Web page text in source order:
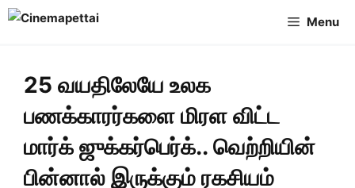
Skip
Menu
25 வயதிலேயே உலக
பணக்காரர்களை மிரள விட்ட
மார்க் ஜுக்கர்பெர்க்.. வெற்றியின்
பின்னால் இருக்கும் ரகசியம்